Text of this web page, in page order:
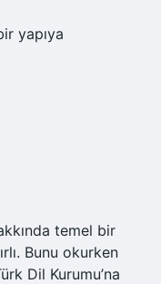
yapıya
temel bir
Bunu okurken
Dil Kurumu’na